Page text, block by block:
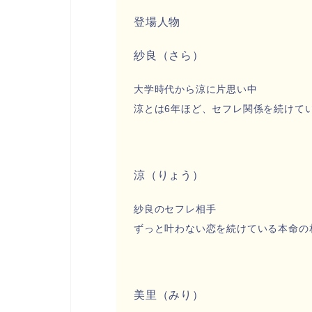
登場人物
紗良（さら）
大学時代から涼に片思い中
涼とは6年ほど、セフレ関係を続けて
涼（りょう）
紗良のセフレ相手
ずっと叶わない恋を続けている本命の
美里（みり）